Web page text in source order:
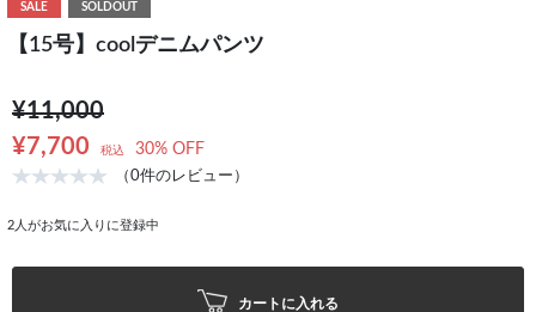
SALE SOLDOUT
【15号】coolデニムパンツ
¥11,000
¥7,700
税込 30% OFF
（0件のレビュー）
2 人がお気に入りに登録中
カートに入れる